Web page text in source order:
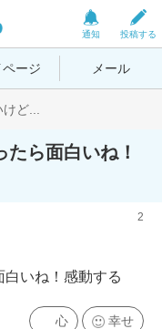
投稿する
通知
ページ メール
ど...
ら面白いね！
2
いね！感動する
心 幸せ